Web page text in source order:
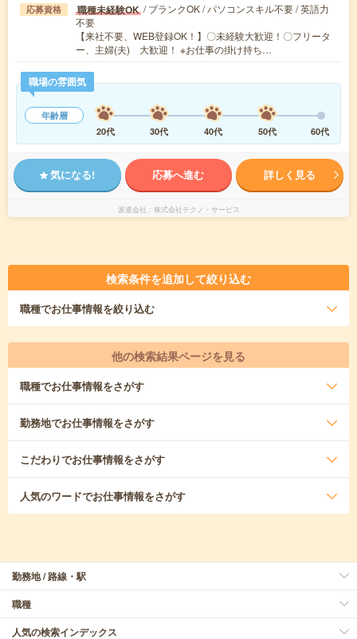
応募資格 職種未経験OK / ブランクOK / パソコンスキル不要 / 英語力
不要
【来社不要、WEB登録OK！】〇未経験大歓迎！〇フリータ
ー、主婦(夫) 大歓迎！ ※お仕事の掛け持ち…
職場の雰囲気
年齢層
20代
30代 40代 50代 60代
気になる! 応募へ進む 詳しく見る
派遣会社 株式会社テクノ・サービス
検索条件を追加して絞り込む
職種でお仕事情報を絞り込む
他の検索結果ページを見る
職種でお仕事情報をさがす
勤務地でお仕事情報をさがす
こだわりでお仕事情報をさがす
人気のワードでお仕事情報をさがす
勤務地 / 路線・駅
職種
人気の検索インデックス